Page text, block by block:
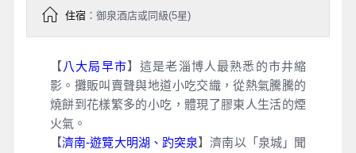
住宿：御泉酒店或同級(5星)
【 八大局早市】這是老淄博人最熟悉的市井縮
影。攤販叫賣聲與地道小吃交織，從熱氣騰騰的
燒餅到花樣繁多的小吃，體現了膠東人生活的煙
火氣。
【濟南-遊覽大明湖、趵突泉】濟南以「泉城」聞